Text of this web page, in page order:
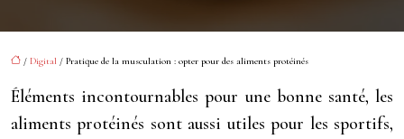
/ Digital / Pratique de la musculation : opter pour des aliments protéinés
Éléments incontournables pour une bonne santé, les
aliments protéinés sont aussi utiles pour les sportifs,